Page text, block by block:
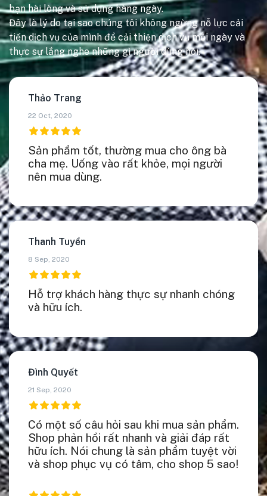
bạn hài lòng và sử dụng hàng ngày.
Đây là lý do tại sao chúng tôi không ngừng nỗ lực cải
tiến dịch vụ của mình để cải thiện dịch vụ mỗi ngày và
thực sự lắng nghe những gì người dùng nói.
Sản phẩm tốt, thường mua cho ông bà
cha mẹ. Uống vào rất khỏe, mọi người
nên mua dùng.
Thảo Trang
22 Oct, 2020
Hỗ trợ khách hàng thực sự nhanh chóng
và hữu ích.
Thanh Tuyền
8 Sep, 2020
Có một số câu hỏi sau khi mua sản phẩm.
Shop phản hồi rất nhanh và giải đáp rất
hữu ích. Nói chung là sản phẩm tuyệt vời
và shop phục vụ có tâm, cho shop 5 sao!
Đình Quyết
21 Sep, 2020